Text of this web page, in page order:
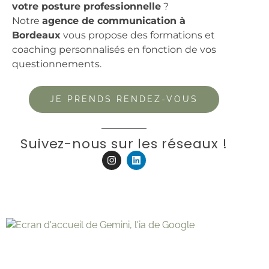
votre posture professionnelle ?
Notre agence de communication à
Bordeaux vous propose des formations et
coaching personnalisés en fonction de vos
questionnements.
JE PRENDS RENDEZ-VOUS
Suivez-nous sur les réseaux !